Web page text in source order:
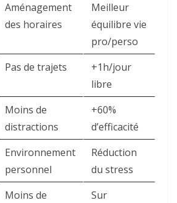
Aménagement
des horaires
Meilleur
équilibre vie
pro/perso ​
Pas de trajets
+1h/jour
libre ​
Moins de
distractions
+60%
d’efficacité ​
Environnement
personnel
Réduction
du stress ​
Moins de
Sur